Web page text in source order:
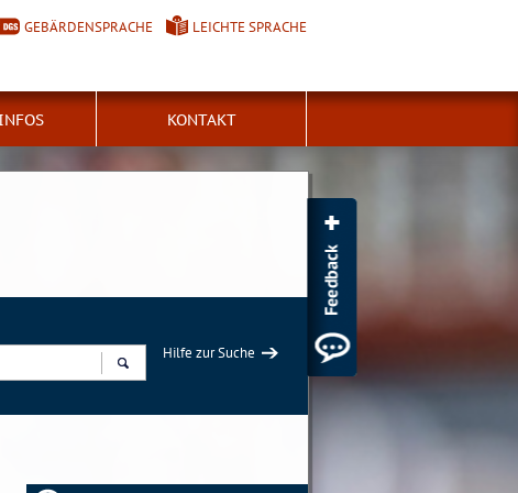
GEBÄRDENSPRACHE LEICHTE SPRACHE
KONTAKT
Hilfe zur Suche